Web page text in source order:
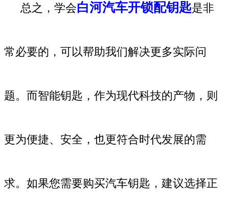
总之，学会白河汽车开锁配钥匙是非
常必要的，可以帮助我们解决更多实际问
题。而智能钥匙，作为现代科技的产物，则
更为便捷、安全，也更符合时代发展的需
求。如果您需要购买汽车钥匙，建议选择正